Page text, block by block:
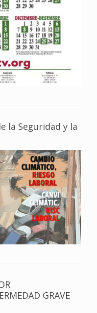
la Seguridad y la
GRAVE